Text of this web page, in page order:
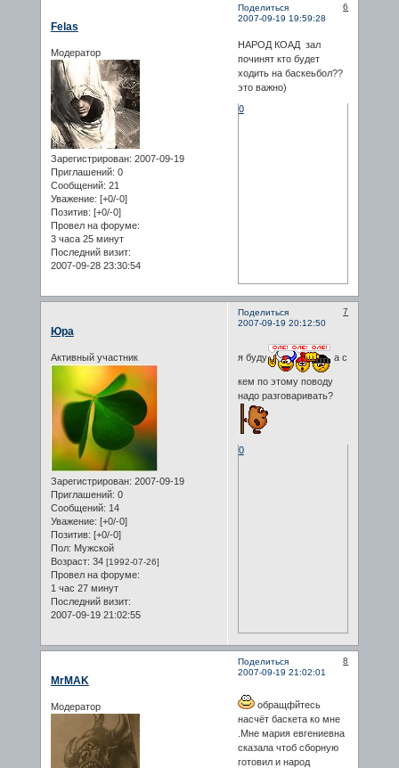
Поделиться
6
2007-09-19 19:59:28
Felas
Модератор
Зарегистрирован: 2007-09-19
Приглашений: 0
Сообщений: 21
Уважение: [+0/-0]
Позитив: [+0/-0]
Провел на форуме:
3 часа 25 минут
Последний визит:
2007-09-28 23:30:54
НАРОД КОАД зал
починят кто будет
ходить на баскеьбол??
это важно)
0
Поделиться
7
2007-09-19 20:12:50
Юра
Активный участник
Зарегистрирован: 2007-09-19
Приглашений: 0
Сообщений: 14
Уважение: [+0/-0]
Позитив: [+0/-0]
Пол: Мужской
Возраст: 34 [1992-07-26]
Провел на форуме:
1 час 27 минут
Последний визит:
2007-09-19 21:02:55
я буду а с
кем по этому поводу
надо разговаривать?
0
Поделиться
8
2007-09-19 21:02:01
MrMAK
Модератор
обращфйтесь
насчёт баскета ко мне
.Мне мария евгениевна
сказала чтоб сборную
готовил и народ